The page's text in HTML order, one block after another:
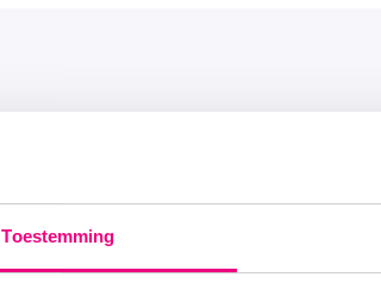
Toestemming